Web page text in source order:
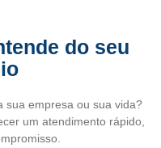
do seu
sua empresa ou sua vida?
um atendimento rápido,